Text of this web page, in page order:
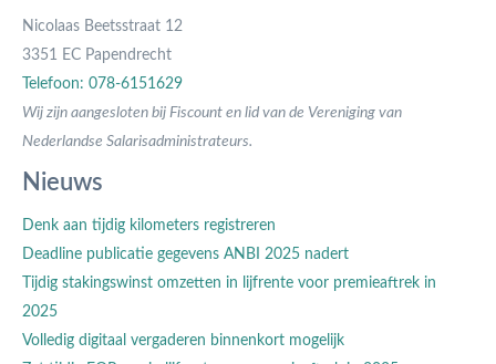
Nicolaas Beetsstraat 12
3351 EC Papendrecht
Telefoon: 078-6151629
Wij zijn aangesloten bij Fiscount en lid van de Vereniging van
Nederlandse Salarisadministrateurs.
Nieuws
Denk aan tijdig kilometers registreren
Deadline publicatie gegevens ANBI 2025 nadert
Tijdig stakingswinst omzetten in lijfrente voor premieaftrek in
2025
Volledig digitaal vergaderen binnenkort mogelijk